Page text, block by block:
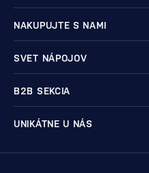
NAKUPUJTE S NAMI
SVET NÁPOJOV
B2B SEKCIA
UNIKÁTNE U NÁS